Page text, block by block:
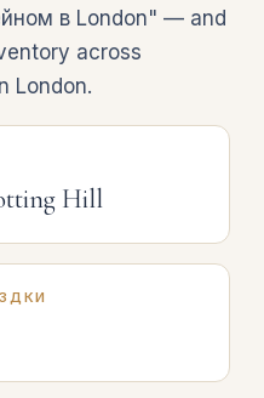
в London" — and
across
London.
Hill